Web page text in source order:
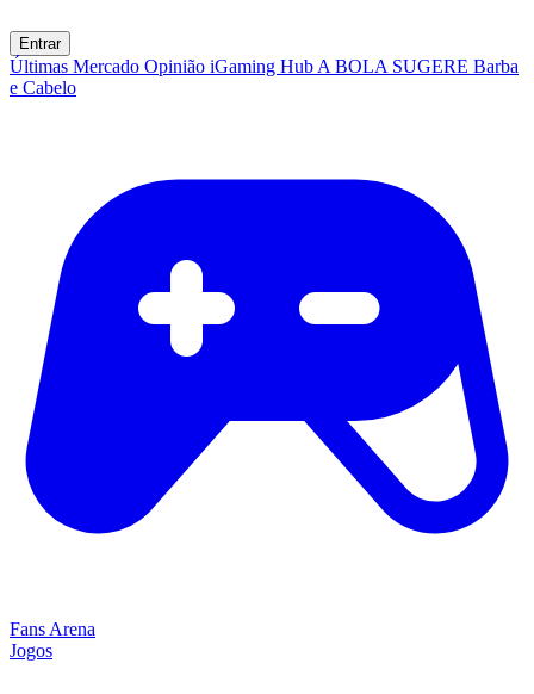
Entrar
Últimas Mercado Opinião iGaming Hub A BOLA SUGERE Barba
e Cabelo
Fans Arena
Jogos